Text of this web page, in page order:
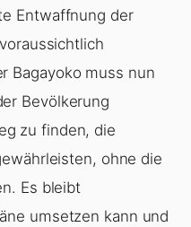
Entwaffnung der
Bagayoko muss nun
Bevölkerung
zu finden, die
ohne die
Es bleibt
umsetzen kann und